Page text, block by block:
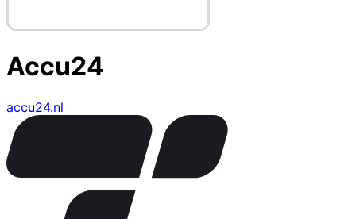
Accu24
accu24.nl